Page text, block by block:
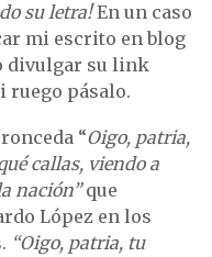
su letra!En un caso
mi escrito en blog
divulgar su link
ruego pásalo.
“Oigo, patria,
callas, viendo a
nación”que
López en los
“Oigo, patria, tu